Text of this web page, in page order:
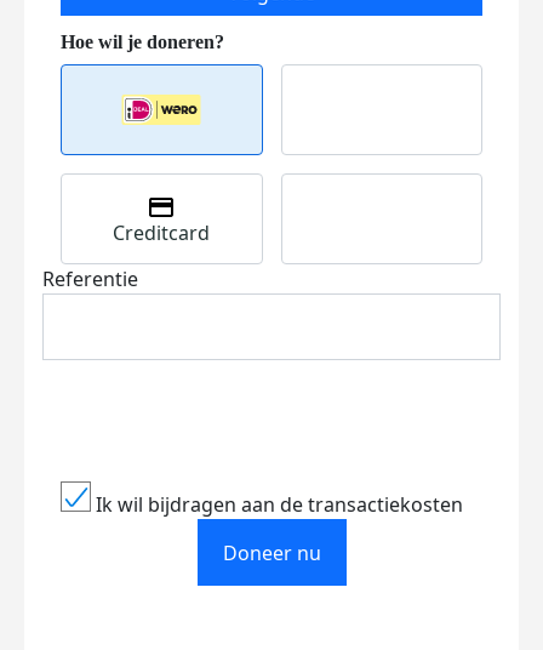
Creditcard
Referentie
Ik wil bijdragen aan de transactiekosten
Doneer nu